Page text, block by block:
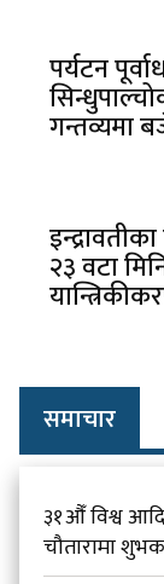
पर्यटन
गन्तव्यमा
२३ वटा
समाचार
३१औँ विश्व
चौतारामा